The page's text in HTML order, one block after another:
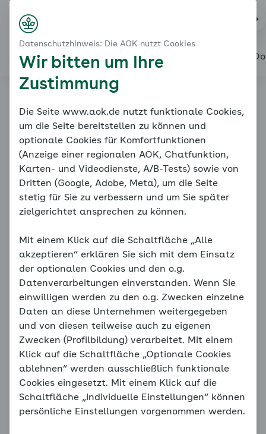
Alles über den Coach Mein Coach Meine
Risikofaktoren und Begleiterkrankungen
Einführung zum Modul
Mit welchen Erkrankungen geht Bluthochdruck oft
Online-Coach
Bluthochdruck
Einführung zum Modul
Mit welchen Erkrankungen
geht Bluthochdruck oft
einher?
Welche Krankheiten treten häufig zusammen mit
Bluthochdruck auf und welche stellen im Hinblick
auf Bluthochdruck einen Risikofaktor dar? Prof.
Mengden redet darüber im Film und erklärt auch, wie
es kommen kann, dass sogar junge Menschen
Bluthochdruck und begleitende Beschwerden
Datenschutzhinweis: Die AOK nutzt Cookies
Wir bitten um Ihre
Zustimmung
Die Seite www.aok.de nutzt funktionale Cookies,
um die Seite bereitstellen zu können und
optionale Cookies für Komfortfunktionen
(Anzeige einer regionalen AOK, Chatfunktion,
Karten- und Videodienste, A/B-Tests) sowie von
Dritten (Google, Adobe, Meta), um die Seite
stetig für Sie zu verbessern und um Sie später
zielgerichtet ansprechen zu können.
Mit einem Klick auf die Schaltfläche „Alle
akzeptieren“ erklären Sie sich mit dem Einsatz
der optionalen Cookies und den o.g.
Datenverarbeitungen einverstanden. Wenn Sie
einwilligen werden zu den o.g. Zwecken einzelne
Daten an diese Unternehmen weitergegeben
und von diesen teilweise auch zu eigenen
Zwecken (Profilbildung) verarbeitet. Mit einem
Klick auf die Schaltfläche „Optionale Cookies
ablehnen“ werden ausschließlich funktionale
Cookies eingesetzt. Mit einem Klick auf die
Schaltfläche „Individuelle Einstellungen“ können
persönliche Einstellungen vorgenommen werden.